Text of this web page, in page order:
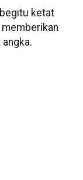
ketat